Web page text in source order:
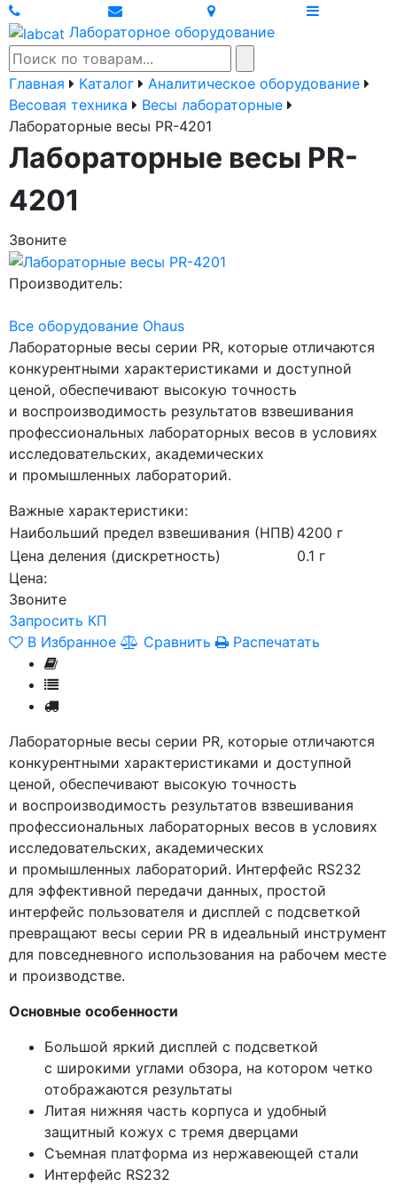
Лабораторное оборудование
Главная Каталог
Аналитическое оборудование
Весовая техника
Весы лабораторные
Лабораторные весы PR-4201
Лабораторные весы PR-
4201
Звоните
Производитель:
Все оборудование Ohaus
Лабораторные весы серии PR, которые отличаются
конкурентными характеристиками и доступной
ценой, обеспечивают высокую точность
и воспроизводимость результатов взвешивания
профессиональных лабораторных весов в условиях
исследовательских, академических
и промышленных лабораторий.
Важные характеристики:
Наибольший предел взвешивания (НПВ) 4200 г
Цена деления (дискретность)
0.1 г
Цена:
Звоните
Запросить КП
В Избранное
Сравнить Распечатать
Лабораторные весы серии PR, которые отличаются
конкурентными характеристиками и доступной
ценой, обеспечивают высокую точность
и воспроизводимость результатов взвешивания
профессиональных лабораторных весов в условиях
исследовательских, академических
и промышленных лабораторий. Интерфейс RS232
для эффективной передачи данных, простой
интерфейс пользователя и дисплей с подсветкой
превращают весы серии PR в идеальный инструмент
для повседневного использования на рабочем месте
и производстве.
Основные особенности
Большой яркий дисплей с подсветкой
с широкими углами обзора, на котором четко
отображаются результаты
Литая нижняя часть корпуса и удобный
защитный кожух с тремя дверцами
Съемная платформа из нержавеющей стали
Интерфейс RS232